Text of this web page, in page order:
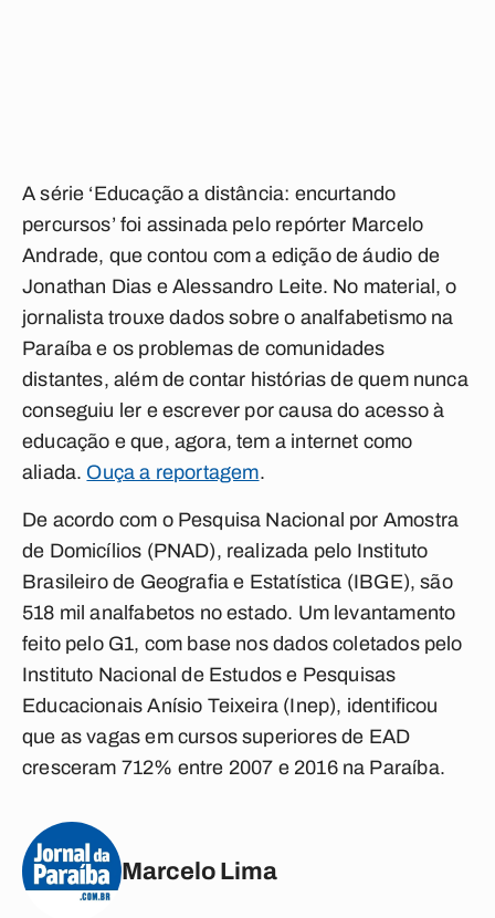
A série ‘Educação a distância: encurtando
percursos’ foi assinada pelo repórter Marcelo
Andrade, que contou com a edição de áudio de
Jonathan Dias e Alessandro Leite. No material, o
jornalista trouxe dados sobre o analfabetismo na
Paraíba e os problemas de comunidades
distantes, além de contar histórias de quem nunca
conseguiu ler e escrever por causa do acesso à
educação e que, agora, tem a internet como
aliada. Ouça a reportagem.
De acordo com o Pesquisa Nacional por Amostra
de Domicílios (PNAD), realizada pelo Instituto
Brasileiro de Geografia e Estatística (IBGE), são
518 mil analfabetos no estado. Um levantamento
feito pelo G1, com base nos dados coletados pelo
Instituto Nacional de Estudos e Pesquisas
Educacionais Anísio Teixeira (Inep), identificou
que as vagas em cursos superiores de EAD
cresceram 712% entre 2007 e 2016 na Paraíba.
Marcelo Lima